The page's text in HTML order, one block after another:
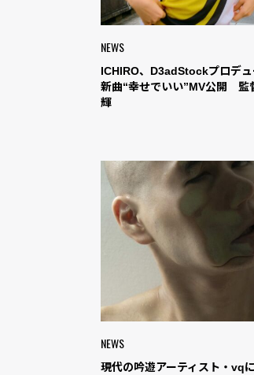
NEWS
ICHIRO、D3adStockプロデュ
新曲“幸せでいい”MV公開 監
輝
NEWS
現代の吟遊アーティスト・vq